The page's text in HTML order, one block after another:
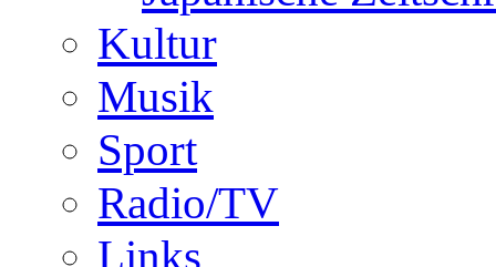
Kultur
Musik
Sport
Radio/TV
Links